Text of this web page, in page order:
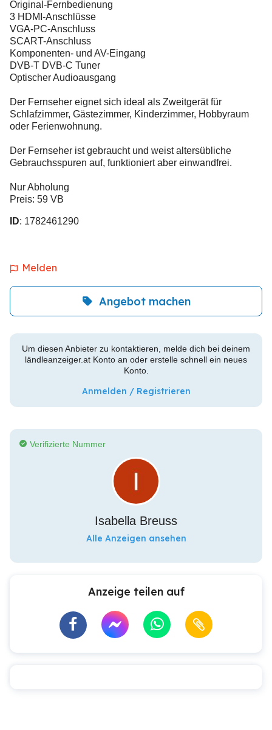
Original-Fernbedienung
3 HDMI-Anschlüsse
VGA-PC-Anschluss
SCART-Anschluss
Komponenten- und AV-Eingang
DVB-T DVB-C Tuner
Optischer Audioausgang
Der Fernseher eignet sich ideal als Zweitgerät für
Schlafzimmer, Gästezimmer, Kinderzimmer, Hobbyraum
oder Ferienwohnung.
Der Fernseher ist gebraucht und weist altersübliche
Gebrauchsspuren auf, funktioniert aber einwandfrei.
Nur Abholung
Preis: 59 VB
ID: 1782461290
Melden
Angebot machen
Um diesen Anbieter zu kontaktieren, melde dich bei deinem
ländleanzeiger.at Konto an oder erstelle schnell ein neues
Konto.
Anmelden / Registrieren
Verifizierte Nummer
Isabella Breuss
Alle Anzeigen ansehen
Anzeige teilen auf